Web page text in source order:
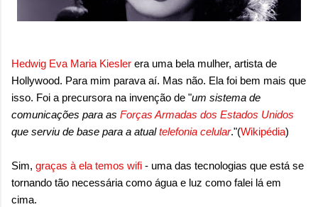
Hedwig Eva Maria Kiesler era uma bela mulher, artista de
Hollywood. Para mim parava aí. Mas não. Ela foi bem mais que
isso. Foi a precursora na invenção de "um sistema de
comunicações para as Forças Armadas dos Estados Unidos
que serviu de base para a atualtelefonia celular."(Wikipédia)
Sim, graças à ela temos wifi - uma das tecnologias que está se
tornando tão necessária como água e luz como falei lá em
cima.